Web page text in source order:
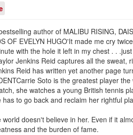
author of MALIBU RISING,
OF EVELYN HUGO'It made me cry
with the hole it left in my chest . . .
Jenkins Reid captures all the sweat,
Reid has written yet another page
Soto is the greatest player
she watches a young British tennis
has to go back and reclaim her rightful
world doesn't believe in her. Even if it
and the burden of fame.